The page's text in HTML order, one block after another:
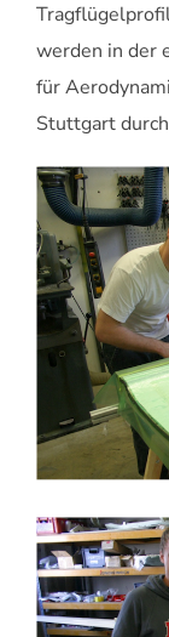
werden in der
für
Stuttgart